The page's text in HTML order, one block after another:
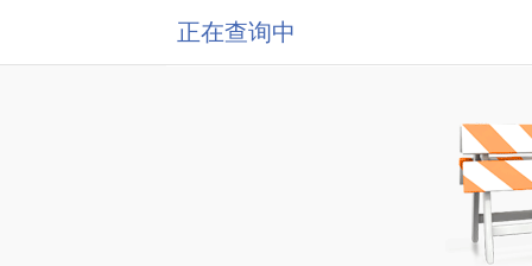
正在查询中